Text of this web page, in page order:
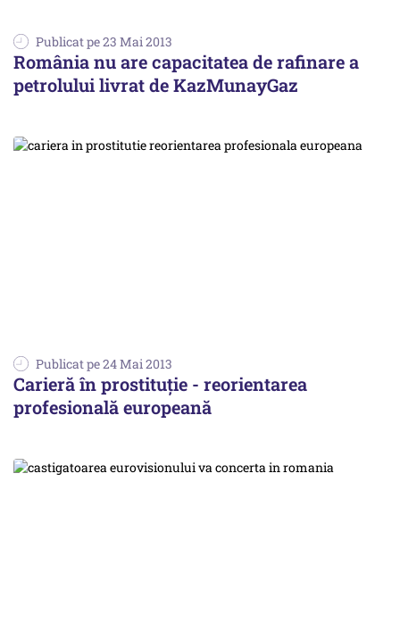
Publicat pe 23 Mai 2013
România nu are capacitatea de rafinare a
petrolului livrat de KazMunayGaz
Publicat pe 24 Mai 2013
Carieră în prostituție - reorientarea
profesională europeană